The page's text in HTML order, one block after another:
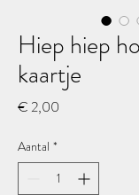
Hiep hiep
kaartje
€ 2,00
Aantal *